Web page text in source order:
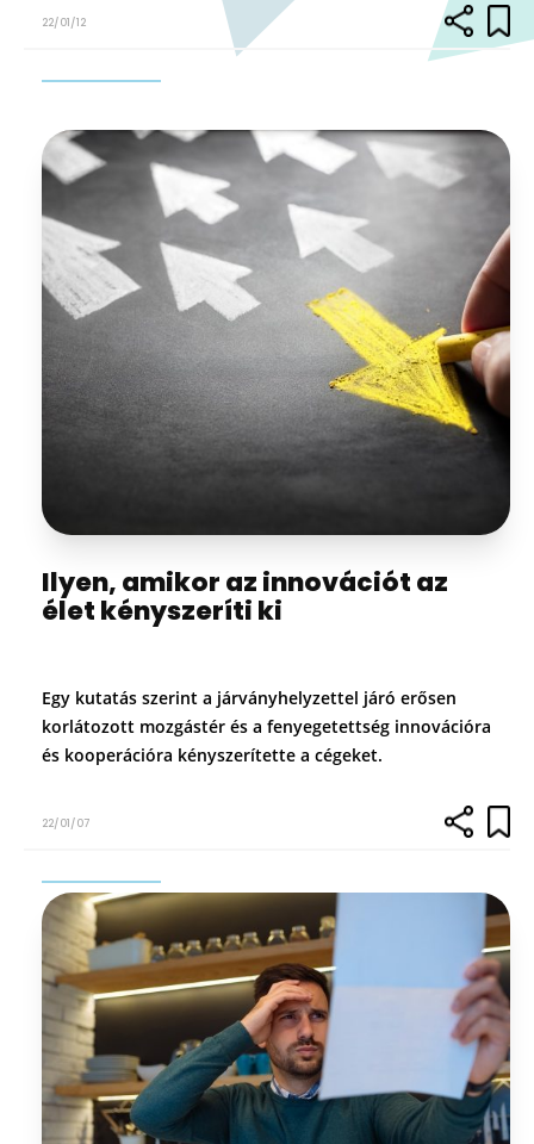
22/01/12
Ilyen, amikor az innovációt az
élet kényszeríti ki
Egy kutatás szerint a járványhelyzettel járó erősen
korlátozott mozgástér és a fenyegetettség innovációra
és kooperációra kényszerítette a cégeket.
22/01/07